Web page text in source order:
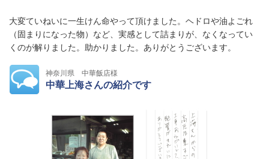
大変ていねいに一生けん命やって頂けました。ヘドロや油よごれ
（固まりになった物）など、実感として詰まりが、なくなってい
くのが解りました。助かりました。ありがとうございます。
神奈川県 中華飯店様
中華上海さんの紹介です